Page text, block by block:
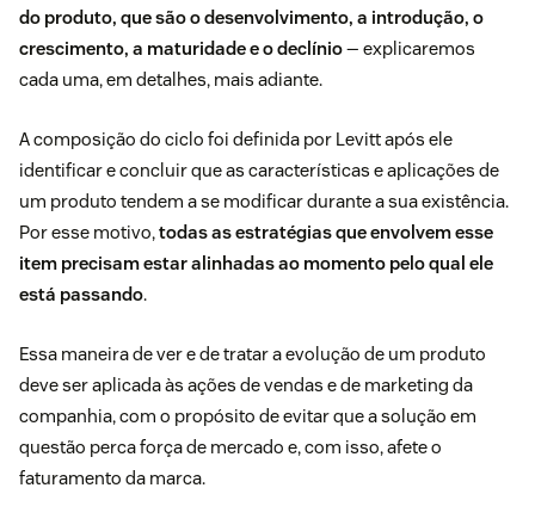
do produto, que são o desenvolvimento, a introdução, o
crescimento, a maturidade e o declínio— explicaremos
cada uma, em detalhes, mais adiante.
A composição do ciclo foi definida por Levitt após ele
identificar e concluir que as características e aplicações de
um produto tendem a se modificar durante a sua existência.
Por esse motivo,todas as estratégias que envolvem esse
item precisam estar alinhadas ao momento pelo qual ele
está passando.
Essa maneira de ver e de tratar a evolução de um produto
deve ser aplicada às ações de vendas e de marketing da
companhia, com o propósito de evitar que a solução em
questão perca força de mercado e, com isso, afete o
faturamento da marca.